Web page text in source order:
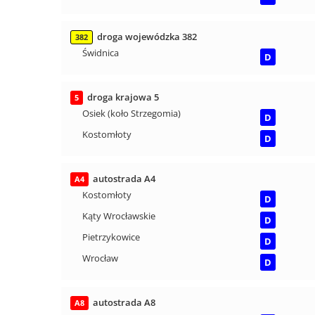
382
droga wojewódzka 382
Świdnica
D
5
droga krajowa 5
Osiek (koło Strzegomia)
D
Kostomłoty
D
A4
autostrada A4
Kostomłoty
D
Kąty Wrocławskie
D
Pietrzykowice
D
Wrocław
D
A8
autostrada A8